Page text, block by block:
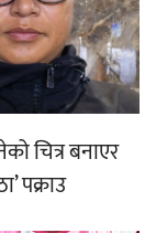
चित्र बनाएर
पक्राउ